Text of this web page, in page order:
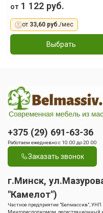
от1 122 руб.
от 33,60 руб./мес
Выбрать
+375 (29) 691-63-36
Работаем ежедневно с 10.00 до 20.00
Заказать звонок
г.Минск,
"Камелот")
Частное предприятие "Белмассив",
Мингорисполкомом, регистрационный